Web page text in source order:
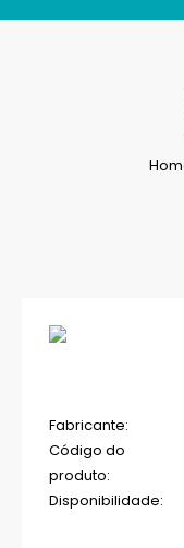
Fabricante:
Código do
produto:
Disponibilidade: